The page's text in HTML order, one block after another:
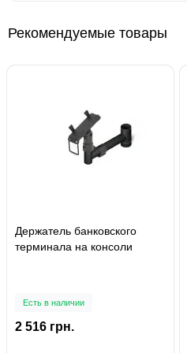
Рекомендуемые товары
Держатель банковского
терминала на консоли
Есть в наличии
2 516 грн.